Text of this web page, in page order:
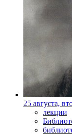
25 августа,
лекции